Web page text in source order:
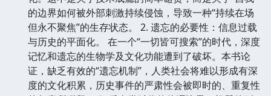
的边界如何被外部刺激持续侵蚀，导致一种“持续在场
但永不聚焦”的生存状态。 2. 遗忘的必要性：信息过载
与历史的平面化。 在一个“一切皆可搜索”的时代，深度
记忆和遗忘的生物学及文化功能遭到了破坏。本书论
证，缺乏有效的“遗忘机制”，人类社会将难以形成有深
度的文化积累，历史事件的严肃性会被即时的、重复性